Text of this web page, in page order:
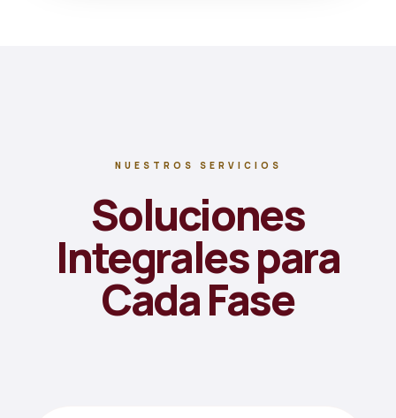
NUESTROS SERVICIOS
Soluciones
Integrales para
Cada Fase